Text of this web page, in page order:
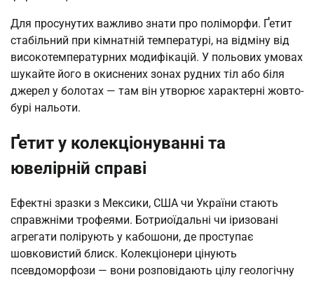
Для просунутих важливо знати про поліморфи. Ґетит
стабільний при кімнатній температурі, на відміну від
високотемпературних модифікацій. У польових умовах
шукайте його в окиснених зонах рудних тіл або біля
джерел у болотах — там він утворює характерні жовто-
бурі нальоти.
Ґетит у колекціонуванні та
ювелірній справі
Ефектні зразки з Мексики, США чи України стають
справжніми трофеями. Ботриоїдальні чи іризовані
агрегати полірують у кабошони, де проступає
шовковистий блиск. Колекціонери цінують
псевдоморфози — вони розповідають цілу геологічну